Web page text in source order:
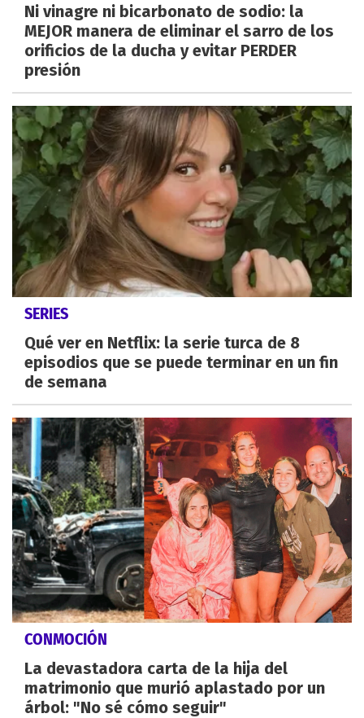
Ni vinagre ni bicarbonato de sodio: la
MEJOR manera de eliminar el sarro de los
orificios de la ducha y evitar PERDER
presión
SERIES
Qué ver en Netflix: la serie turca de 8
episodios que se puede terminar en un fin
de semana
CONMOCIÓN
La devastadora carta de la hija del
matrimonio que murió aplastado por un
árbol: "No sé cómo seguir"